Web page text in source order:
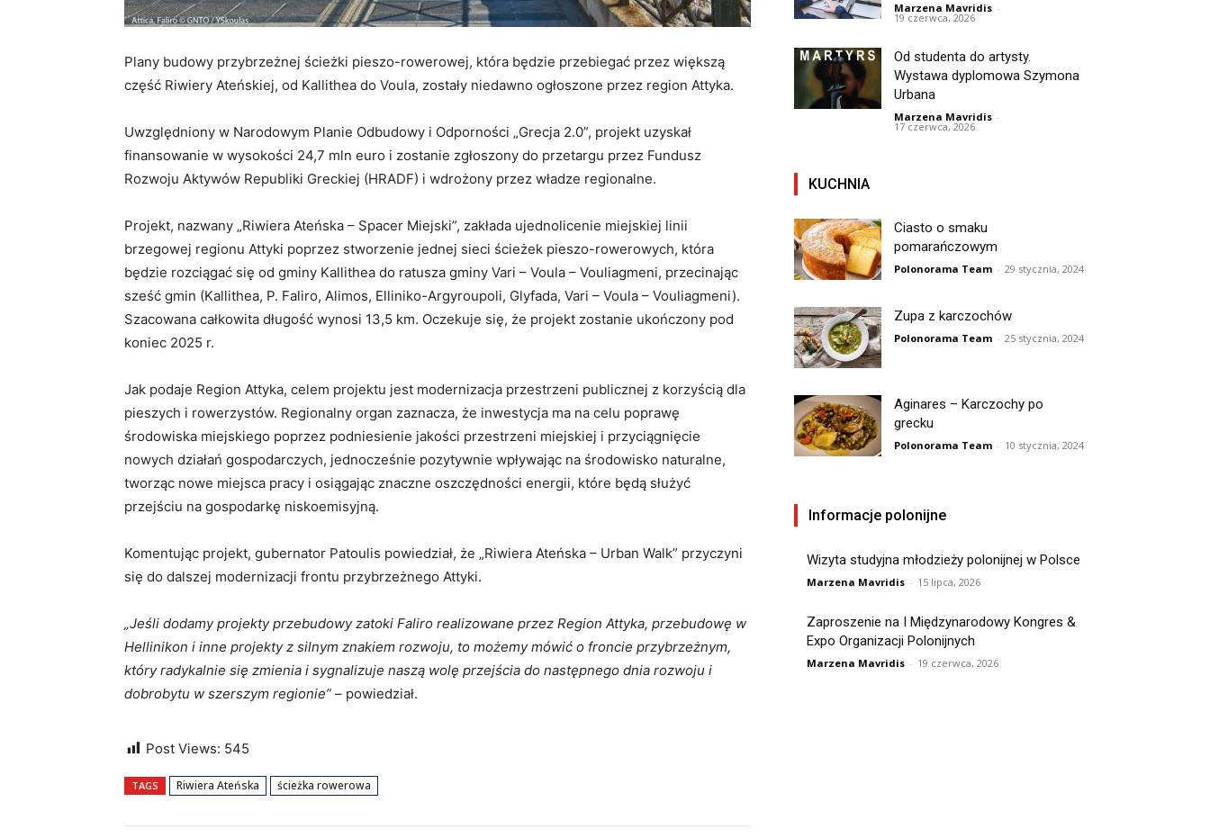
Plany budowy przybrzeżnej ścieżki pieszo-rowerowej, która będzie przebiegać przez większą
część Riwiery Ateńskiej, od Kallithea do Voula, zostały niedawno ogłoszone przez region Attyka.
Uwzględniony w Narodowym Planie Odbudowy i Odporności „Grecja 2.0”, projekt uzyskał
finansowanie w wysokości 24,7 mln euro i zostanie zgłoszony do przetargu przez Fundusz
Rozwoju Aktywów Republiki Greckiej (HRADF) i wdrożony przez władze regionalne.
Projekt, nazwany „Riwiera Ateńska – Spacer Miejski”, zakłada ujednolicenie miejskiej linii
brzegowej regionu Attyki poprzez stworzenie jednej sieci ścieżek pieszo-rowerowych, która
będzie rozciągać się od gminy Kallithea do ratusza gminy Vari – Voula – Vouliagmeni, przecinając
sześć gmin (Kallithea, P. Faliro, Alimos, Elliniko-Argyroupoli, Glyfada, Vari – Voula – Vouliagmeni).
Szacowana całkowita długość wynosi 13,5 km. Oczekuje się, że projekt zostanie ukończony pod
koniec 2025 r.
Jak podaje Region Attyka, celem projektu jest modernizacja przestrzeni publicznej z korzyścią dla
pieszych i rowerzystów. Regionalny organ zaznacza, że inwestycja ma na celu poprawę
środowiska miejskiego poprzez podniesienie jakości przestrzeni miejskiej i przyciągnięcie
nowych działań gospodarczych, jednocześnie pozytywnie wpływając na środowisko naturalne,
tworząc nowe miejsca pracy i osiągając znaczne oszczędności energii, które będą służyć
przejściu na gospodarkę niskoemisyjną.
Komentując projekt, gubernator Patoulis powiedział, że „Riwiera Ateńska – Urban Walk” przyczyni
się do dalszej modernizacji frontu przybrzeżnego Attyki.
„Jeśli dodamy projekty przebudowy zatoki Faliro realizowane przez Region Attyka, przebudowę w
Hellinikon i inne projekty z silnym znakiem rozwoju, to możemy mówić o froncie przybrzeżnym,
który radykalnie się zmienia i sygnalizuje naszą wolę przejścia do następnego dnia rozwoju i
dobrobytu w szerszym regionie” – powiedział.
Post Views: 545
TAGS Riwiera Ateńska ścieżka rowerowa
Marzena Mavridis -
19 czerwca, 2026
Od studenta do artysty.
Wystawa dyplomowa Szymona
Urbana
Marzena Mavridis -
17 czerwca, 2026
KUCHNIA
Ciasto o smaku
pomarańczowym
Polonorama Team - 29 stycznia, 2024
Zupa z karczochów
Polonorama Team - 25 stycznia, 2024
Aginares – Karczochy po
grecku
Polonorama Team - 10 stycznia, 2024
Informacje polonijne
Wizyta studyjna młodzieży polonijnej w Polsce
Marzena Mavridis - 15 lipca, 2026
Zaproszenie na I Międzynarodowy Kongres &
Expo Organizacji Polonijnych
Marzena Mavridis - 19 czerwca, 2026